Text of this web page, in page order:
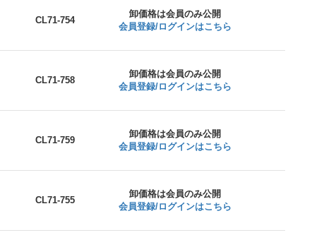
CL71-754
卸価格は会員のみ公開
会員登録/ログインはこちら
CL71-758
卸価格は会員のみ公開
会員登録/ログインはこちら
CL71-759
卸価格は会員のみ公開
会員登録/ログインはこちら
CL71-755
卸価格は会員のみ公開
会員登録/ログインはこちら